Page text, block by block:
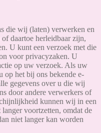
die wij (laten) verwerken en
daartoe herleidbaar zijn,
U kunt een verzoek met die
voor privacyzaken. U
op uw verzoek. Als uw
het bij ons bekende e-
gegevens over u die wij
door andere verwerkers of
kunnen wij in een
voortzetten, omdat de
niet langer kan worden